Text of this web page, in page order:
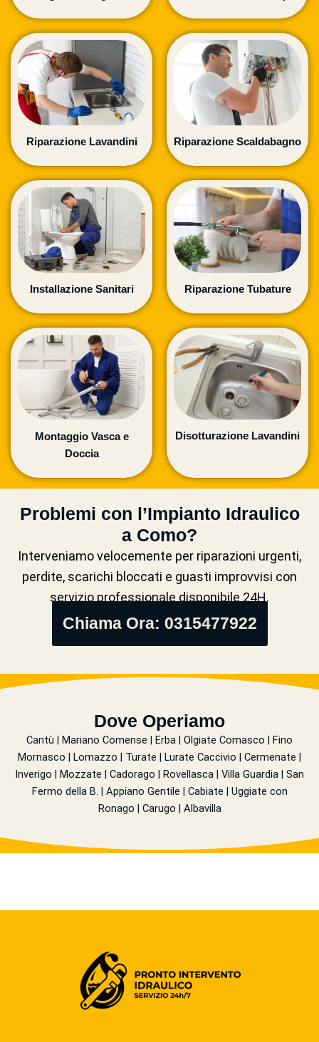
Riparazione Lavandini Riparazione Scaldabagno
Installazione Sanitari Riparazione Tubature
Montaggio Vasca e
Doccia
Disotturazione Lavandini
Problemi con l’Impianto Idraulico
a Como?
Interveniamo velocemente per riparazioni urgenti,
perdite, scarichi bloccati e guasti improvvisi con
servizio professionale disponibile 24H.
Chiama Ora: 0315477922
Dove Operiamo
Cantù | Mariano Comense | Erba | Olgiate Comasco | Fino
Mornasco | Lomazzo | Turate | Lurate Caccivio | Cermenate |
Inverigo | Mozzate | Cadorago | Rovellasca | Villa Guardia | San
Fermo della B. | Appiano Gentile | Cabiate | Uggiate con
Ronago | Carugo | Albavilla